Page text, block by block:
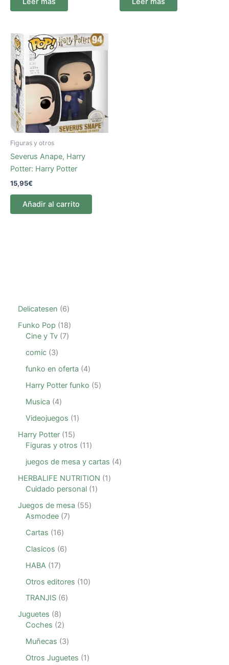
Delicatesen
6
Funko Pop
18
Cine y Tv 7
comic 3
funko en oferta
4
Harry Potter funko
5
Musica
4
Videojuegos
1
Harry Potter 15
Figuras y otros
11
juegos de mesa y cartas
4
HERBALIFE NUTRITION
1
Cuidado personal 1
Juegos de mesa
55
Asmodee 7
Cartas
16
Clasicos
6
HABA
17
Otros editores
10
TRANJIS 6
Juguetes
8
Coches
2
Muñecas
3
Otros Juguetes
1
Figuras y otros
Severus Anape, Harry
Potter: Harry Potter
15,95€
Añadir al carrito